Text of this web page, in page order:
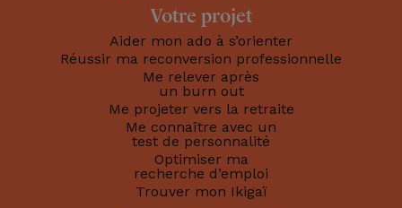
Votre projet
Aider mon ado à s’orienter
Réussir ma reconversion professionnelle
Me relever après
un burn out
Me projeter vers la retraite
Me connaître avec un
test de personnalité
Optimiser ma
recherche d’emploi
Trouver mon Ikigaï